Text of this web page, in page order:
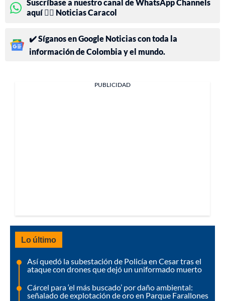
Suscríbase a nuestro canal de WhatsApp Channels
aquí 👉🏻 Noticias Caracol
✔️ Síganos en Google Noticias con toda la
información de Colombia y el mundo.
PUBLICIDAD
Lo último
Así quedó la subestación de Policía en Cesar tras el
ataque con drones que dejó un uniformado muerto
Cárcel para ‘el más buscado’ por daño ambiental:
señalado de explotación de oro en Parque Farallones